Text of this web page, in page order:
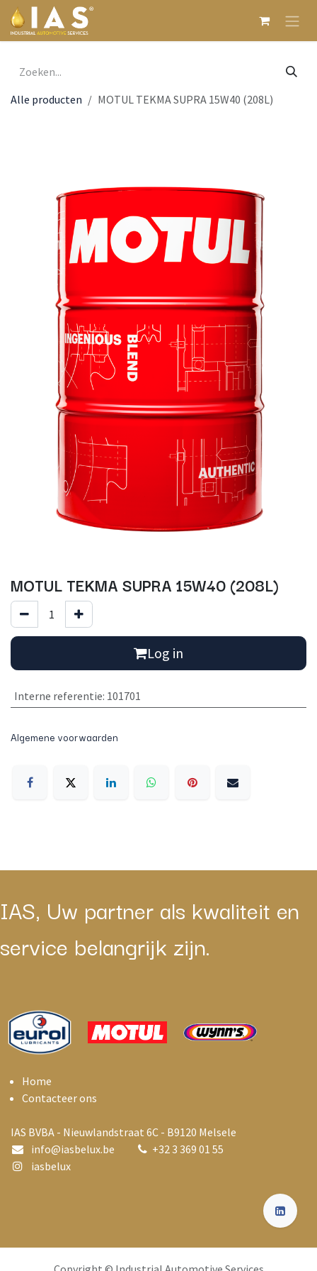
Overslaan naar inhoud
Alle producten MOTUL TEKMA SUPRA 15W40 (208L)
MOTUL TEKMA SUPRA 15W40 (208L)
Log in
Interne referentie: 101701
Algemene voorwaarden
IAS, Uw partner als kwaliteit en
service belangrijk zijn.
Home
Contacteer ons
IAS BVBA - Nieuwlandstraat 6C - B9120 Melsele
info@iasbelux.be +32 3 369 01 55
iasbelux